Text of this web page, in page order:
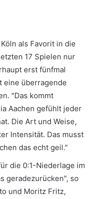
als Favorit in die
17 Spielen nur
erst fünfmal
eine überragende
"Das kommt
Aachen gefühlt jeder
Die Art und Weise,
Intensität. Das musst
das echt geil."
die 0:1-Niederlage im
geradezurücken", so
und Moritz Fritz,